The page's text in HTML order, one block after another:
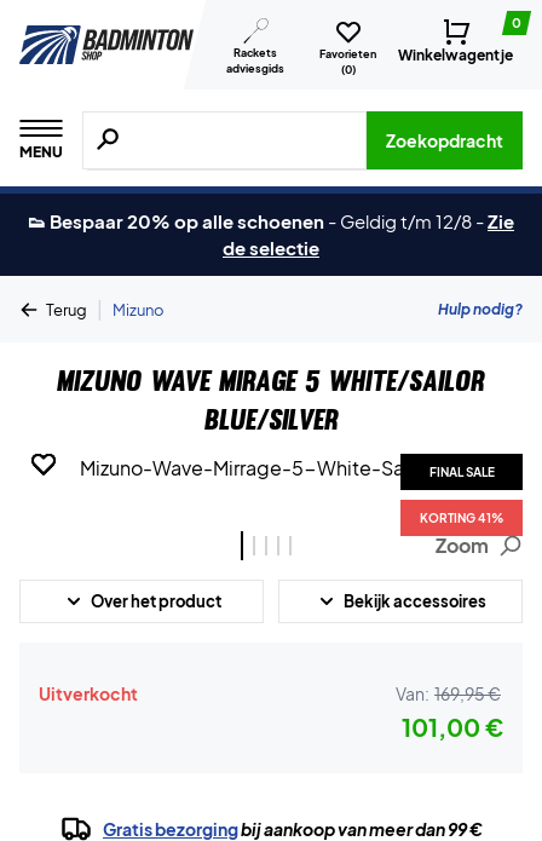
Rackets
adviesgids
Favorieten
(0)
0
Winkelwagentje
MENU
Zoeken naar producten, merken etc.
Zoekopdracht
👟 Bespaar 20% op alle schoenen - Geldig t/m 12/8 -Zie
de selectie
Terug | Mizuno Hulp nodig?
Mizuno Wave Mirage 5 White/Sailor
Blue/Silver
FINAL SALE
KORTING 41%
FINAL SALE
KORTING 41%
FINAL SALE
KORTING 41%
FINAL SALE
KORTING 41%
FINAL SALE
KORTING 41%
Zoom
Over het product Bekijk accessoires
Uitverkocht Van: 169,95 €
101,00 €
Gratis bezorgingbij aankoop van meer dan 99 €